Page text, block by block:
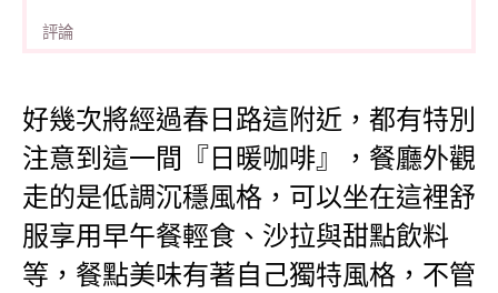
評論
好幾次將經過春日路這附近，都有特別
注意到這一間『日暖咖啡』，餐廳外觀
走的是低調沉穩風格，可以坐在這裡舒
服享用早午餐輕食、沙拉與甜點飲料
等，餐點美味有著自己獨特風格，不管